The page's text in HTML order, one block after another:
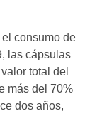
consumo de
las cápsulas
total del
más del 70%
dos años,